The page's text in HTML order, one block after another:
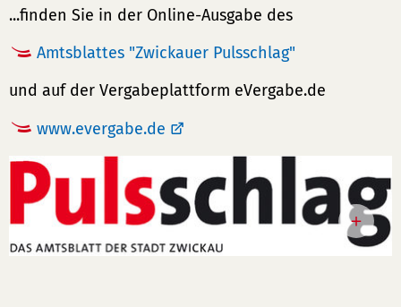
...finden Sie in der Online-Ausgabe des
Amtsblattes "Zwickauer Pulsschlag"
und auf der Vergabeplattform eVergabe.de
www.evergabe.de